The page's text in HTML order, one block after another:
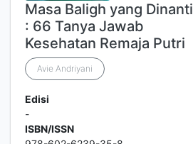
Masa Baligh yang Dinanti
: 66 Tanya Jawab
Kesehatan Remaja Putri
Avie Andriyani
Edisi
-
ISBN/ISSN